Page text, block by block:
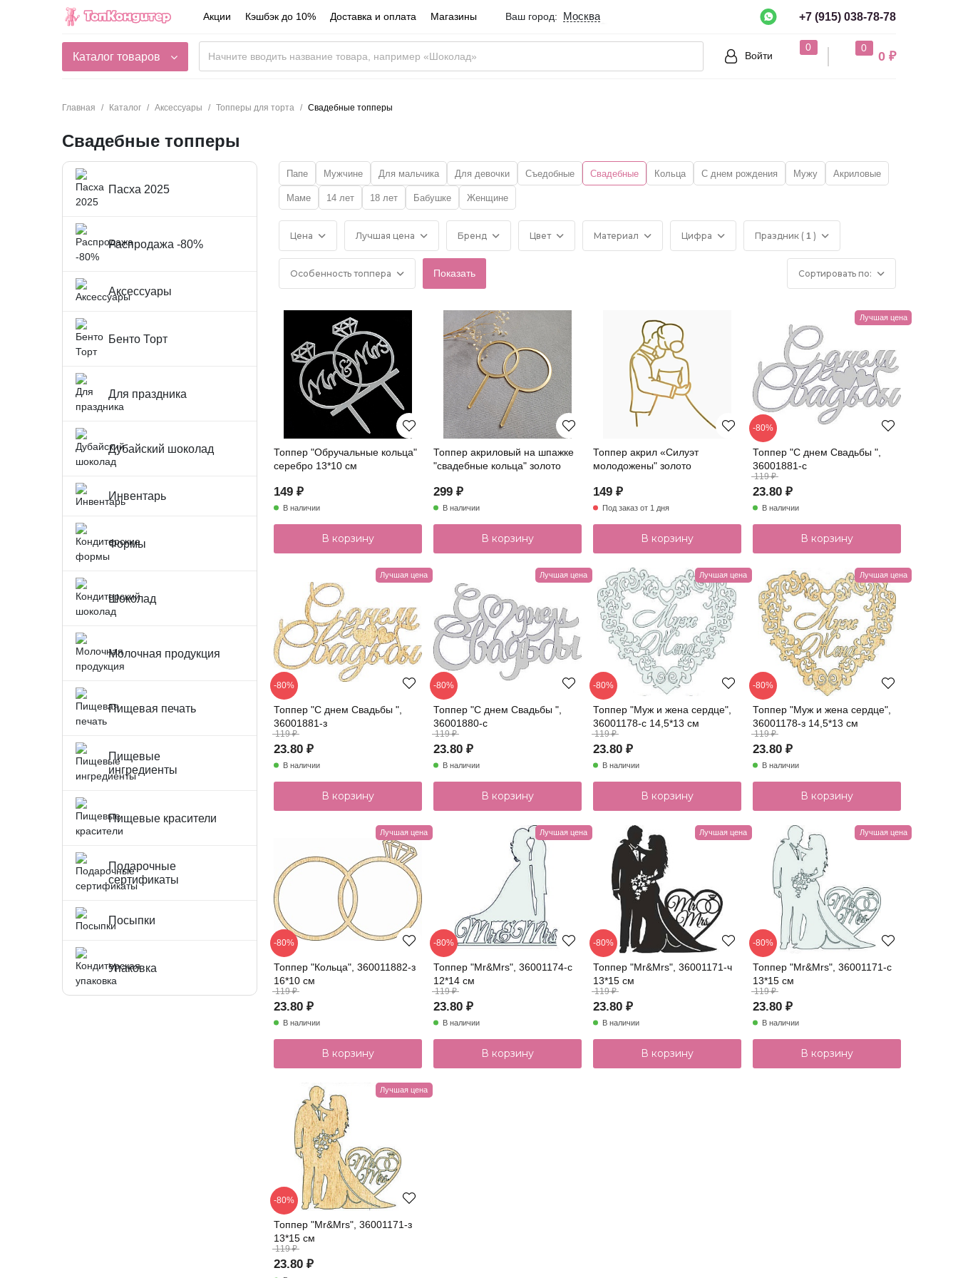
Акции Кэшбэк до 10% Доставка и оплата Магазины Ваш город: Москва
Город определен верно?
Россия
+7 (915) 038-78-78
Каталог товаров Войти
0 0
0 ₽
Главная Каталог Аксессуары Топперы для торта Свадебные топперы
Свадебные топперы
Пасха 2025
Распродажа -80%
Аксессуары
Бенто Торт
Для праздника
Дубайский шоколад
Инвентарь
Формы
Шоколад
Молочная продукция
Пищевая печать
Пищевые
ингредиенты
Пищевые красители
Подарочные
сертификаты
Посыпки
Упаковка
Папе Мужчине Для мальчика Для девочки Съедобные Свадебные Кольца С днем рождения Мужу Акриловые
Маме 14 лет 18 лет Бабушке Женщине
Цена Лучшая цена Бренд Цвет Материал Цифра Праздник ( 1 )
Особенность топпера Сортировать по:
Топпер "Обручальные кольца"
серебро 13*10 см
149 ₽
В наличии
В корзину
Топпер акриловый на шпажке
"свадебные кольца" золото
299 ₽
В наличии
В корзину
Топпер акрил «Силуэт
молодожены" золото
149 ₽
Под заказ от 1 дня
В корзину
Лучшая цена
-80%
Топпер "С днем Свадьбы ",
36001881-с
23.80 ₽
В наличии
119 ₽
В корзину
Лучшая цена
-80%
Топпер "С днем Свадьбы ",
36001881-з
23.80 ₽
В наличии
119 ₽
В корзину
Лучшая цена
-80%
Топпер "С днем Свадьбы ",
36001880-с
23.80 ₽
В наличии
119 ₽
В корзину
Лучшая цена
-80%
Топпер "Муж и жена сердце",
36001178-с 14,5*13 см
23.80 ₽
В наличии
119 ₽
В корзину
Лучшая цена
-80%
Топпер "Муж и жена сердце",
36001178-з 14,5*13 см
23.80 ₽
В наличии
119 ₽
В корзину
Лучшая цена
-80%
Топпер "Кольца", 360011882-з
16*10 см
23.80 ₽
В наличии
119 ₽
В корзину
Лучшая цена
-80%
Топпер "Mr&Mrs", 36001174-с
12*14 см
23.80 ₽
В наличии
119 ₽
В корзину
Лучшая цена
-80%
Топпер "Mr&Mrs", 36001171-ч
13*15 см
23.80 ₽
В наличии
119 ₽
В корзину
Лучшая цена
-80%
Топпер "Mr&Mrs", 36001171-с
13*15 см
23.80 ₽
В наличии
119 ₽
В корзину
Лучшая цена
-80%
Топпер "Mr&Mrs", 36001171-з
13*15 см
23.80 ₽
119 ₽